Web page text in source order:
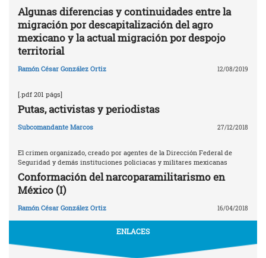
Algunas diferencias y continuidades entre la
migración por descapitalización del agro
mexicano y la actual migración por despojo
territorial
Ramón César González Ortiz 12/08/2019
[.pdf 201 págs]
Putas, activistas y periodistas
Subcomandante Marcos 27/12/2018
El crimen organizado, creado por agentes de la Dirección Federal de
Seguridad y demás instituciones policiacas y militares mexicanas
Conformación del narcoparamilitarismo en
México (I)
Ramón César González Ortiz 16/04/2018
ENLACES